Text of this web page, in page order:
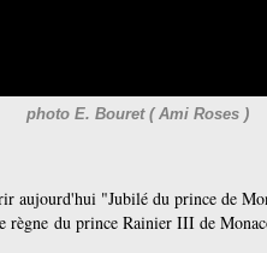
photo E. Bouret ( Ami Roses )
aujourd'hui "Jubilé du prince de
règne du prince Rainier III de